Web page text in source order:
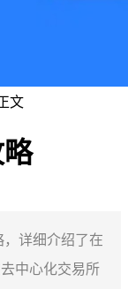
文
详细介绍了在
中心化交易所